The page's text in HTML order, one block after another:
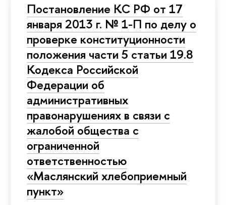
Постановление КС РФ от 17
января 2013 г. № 1-П по делу о
проверке конституционности
положения части 5 статьи 19.8
Кодекса Российской
Федерации об
административных
правонарушениях в связи с
жалобой общества с
ограниченной
ответственностью
«Маслянский хлебоприемный
пункт»